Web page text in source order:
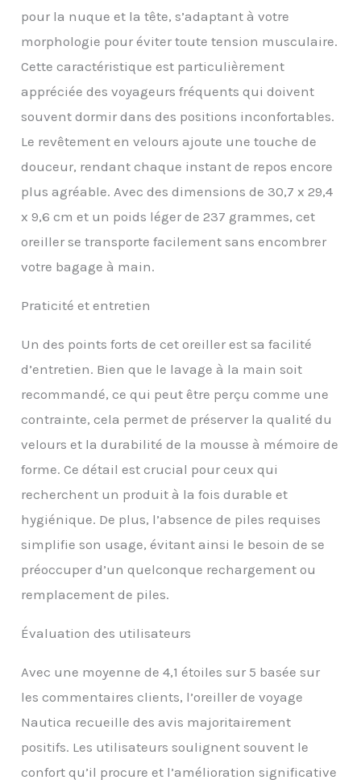
votre tête de tomber
vers l'avant ou de se
pencher à gauche ou à
droite lorsque vous
faites une sieste avec
l'oreiller de voyage
Nautica en mousse à
mémoire de forme
Confort du cou partout :
évitez les douleurs au
cou après avoir lu, jouer,
regarder la télévision,
faire la sieste ou voyager
en avion, en voiture, en
train. Le coussin de
profiter d'un voyage
confortable Oreiller
d'avion facile d'entretien
: notre revêtement est
en velours pour un
agréable pour la peau.
Petit et portable : il peut
dans votre bagage à
main et offre un soutien
épaules lorsque vous
êtes dans le train, le bus,
bureau
pour la nuque et la tête, s’adaptant à votre
morphologie pour éviter toute tension musculaire.
Cette caractéristique est particulièrement
appréciée des voyageurs fréquents qui doivent
souvent dormir dans des positions inconfortables.
Le revêtement en velours ajoute une touche de
douceur, rendant chaque instant de repos encore
plus agréable. Avec des dimensions de 30,7 x 29,4
x 9,6 cm et un poids léger de 237 grammes, cet
oreiller se transporte facilement sans encombrer
votre bagage à main.
Praticité et entretien
Un des points forts de cet oreiller est sa facilité
d’entretien. Bien que le lavage à la main soit
recommandé, ce qui peut être perçu comme une
contrainte, cela permet de préserver la qualité du
velours et la durabilité de la mousse à mémoire de
forme. Ce détail est crucial pour ceux qui
recherchent un produit à la fois durable et
hygiénique. De plus, l’absence de piles requises
simplifie son usage, évitant ainsi le besoin de se
préoccuper d’un quelconque rechargement ou
remplacement de piles.
Évaluation des utilisateurs
Avec une moyenne de 4,1 étoiles sur 5 basée sur
les commentaires clients, l’oreiller de voyage
Nautica recueille des avis majoritairement
positifs. Les utilisateurs soulignent souvent le
confort qu’il procure et l’amélioration significative